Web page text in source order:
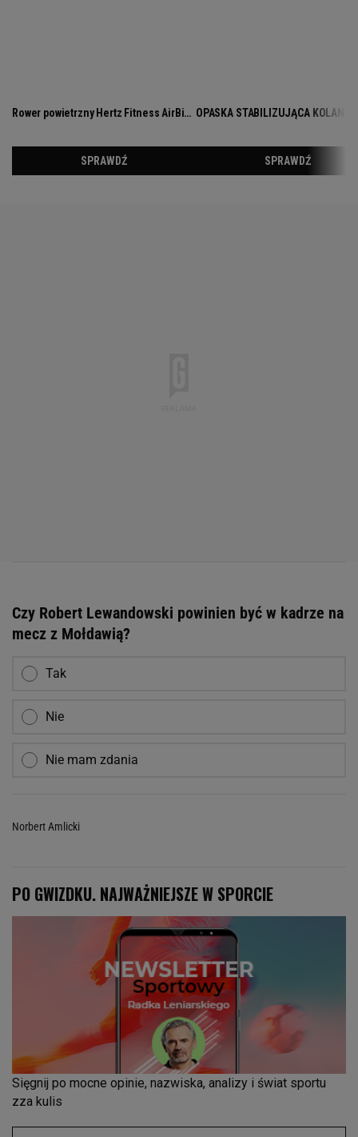
Czy Robert Lewandowski powinien być w kadrze na
mecz z Mołdawią?
Tak
Nie
Nie mam zdania
Norbert Amlicki